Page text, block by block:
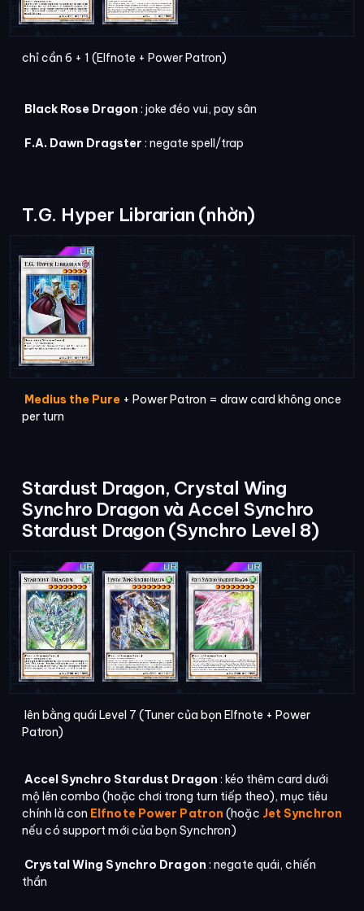
chỉ cần 6 + 1 (Elfnote + Power Patron)
Black Rose Dragon : joke đéo vui, pay sân
F.A. Dawn Dragster : negate spell/trap
T.G. Hyper Librarian (nhờn)
Medius the Pure + Power Patron = draw card không once
per turn
Stardust Dragon, Crystal Wing
Synchro Dragon và Accel Synchro
Stardust Dragon (Synchro Level 8)
lên bằng quái Level 7 (Tuner của bọn Elfnote + Power
Patron)
Accel Synchro Stardust Dragon : kéo thêm card dưới
mộ lên combo (hoặc chơi trong turn tiếp theo), mục tiêu
chính là con ElfnotePower Patron (hoặc Jet Synchron
nếu có support mới của bọn Synchron)
Crystal Wing Synchro Dragon : negate quái, chiến
thần